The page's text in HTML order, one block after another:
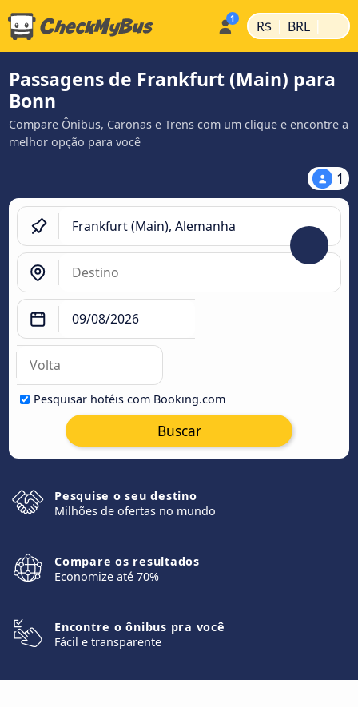
R$ | BRL |
Passagens de Frankfurt (Main) para
Bonn
Compare Ônibus, Caronas e Trens com um clique e encontre a
melhor opção para você
1
Pesquisar hotéis com Booking.com
Buscar
Pesquise o seu destino
Milhões de ofertas no mundo
Compare os resultados
Economize até 70%
Encontre o ônibus pra você
Fácil e transparente